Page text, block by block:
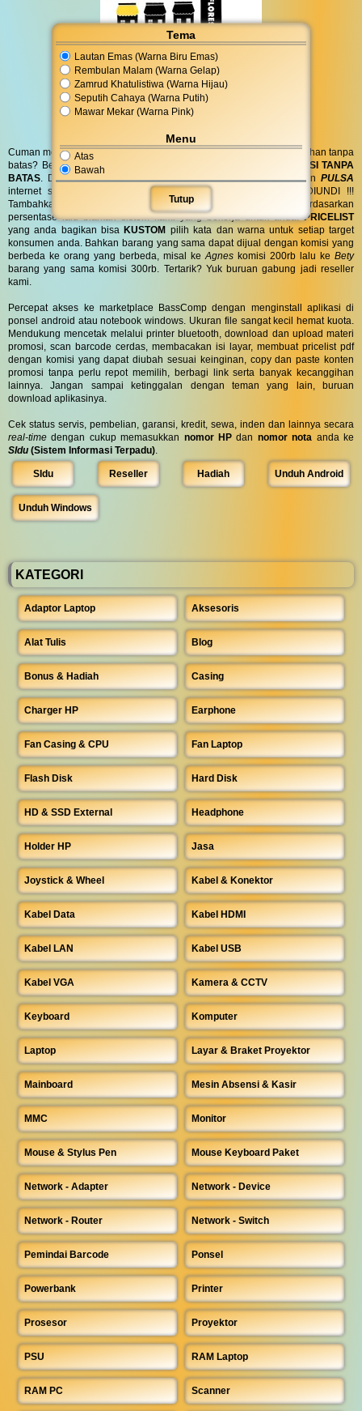
Tema
Lautan Emas (Warna Biru Emas)
Rembulan Malam (Warna Gelap)
Zamrud Khatulistiwa (Warna Hijau)
Seputih Cahaya (Warna Putih)
Mawar Mekar (Warna Pink)
Menu
Atas
Bawah
Tutup
Cuman modal posting di media sosial bisa dapat penghasilan tambahan tanpa
batas? Bergabung menjadi
KOMISI TANPA
BATAS . DapatkanBINGKISAN PARCELdi hari spesial anda danPULSA
internet serta
untuk anda ! GRATIS !! TANPA DIUNDI !!!
Tambahkan komisi sebanyak yang anda inginkan atau berdasarkan
persentase lalu biarkan sistem kami yang bekerja untuk anda.PRICELIST
yang anda bagikan bisaKUSTOM pilih kata dan warna untuk setiap target
konsumen anda. Bahkan barang yang sama dapat dijual dengan komisi yang
berbeda ke orang yang berbeda, misal ke Agnes komisi 200rb lalu ke Bety
barang yang sama komisi 300rb. Tertarik? Yuk buruan gabung jadi reseller
kami.
Percepat akses ke marketplace BassComp dengan menginstall aplikasi di
ponsel android atau notebook windows. Ukuran file sangat kecil hemat kuota.
Mendukung mencetak melalui printer bluetooth, download dan upload materi
promosi, scan barcode cerdas, membacakan isi layar, membuat pricelist pdf
dengan komisi yang dapat diubah sesuai keinginan, copy dan paste konten
promosi tanpa perlu repot memilih, berbagi link serta banyak kecanggihan
lainnya. Jangan sampai ketinggalan dengan teman yang lain, buruan
download aplikasinya.
Cek status servis, pembelian, garansi, kredit, sewa, inden dan lainnya secara
real-time dengan cukup memasukkan nomor HP dan nomor nota anda ke
SIdu (Sistem Informasi Terpadu)
SIdu Reseller Hadiah Unduh Android
Unduh Windows
KATEGORI
Adaptor Laptop Aksesoris
Alat Tulis Blog
Bonus & Hadiah Casing
Charger HP Earphone
Fan Casing & CPU Fan Laptop
Flash Disk Hard Disk
HD & SSD External Headphone
Holder HP Jasa
Joystick & Wheel Kabel & Konektor
Kabel Data Kabel HDMI
Kabel LAN Kabel USB
Kabel VGA Kamera & CCTV
Keyboard Komputer
Laptop Layar & Braket Proyektor
Mainboard Mesin Absensi & Kasir
MMC Monitor
Mouse & Stylus Pen Mouse Keyboard Paket
Network - Adapter Network - Device
Network - Router Network - Switch
Pemindai Barcode Ponsel
Powerbank Printer
Prosesor Proyektor
PSU RAM Laptop
RAM PC Scanner